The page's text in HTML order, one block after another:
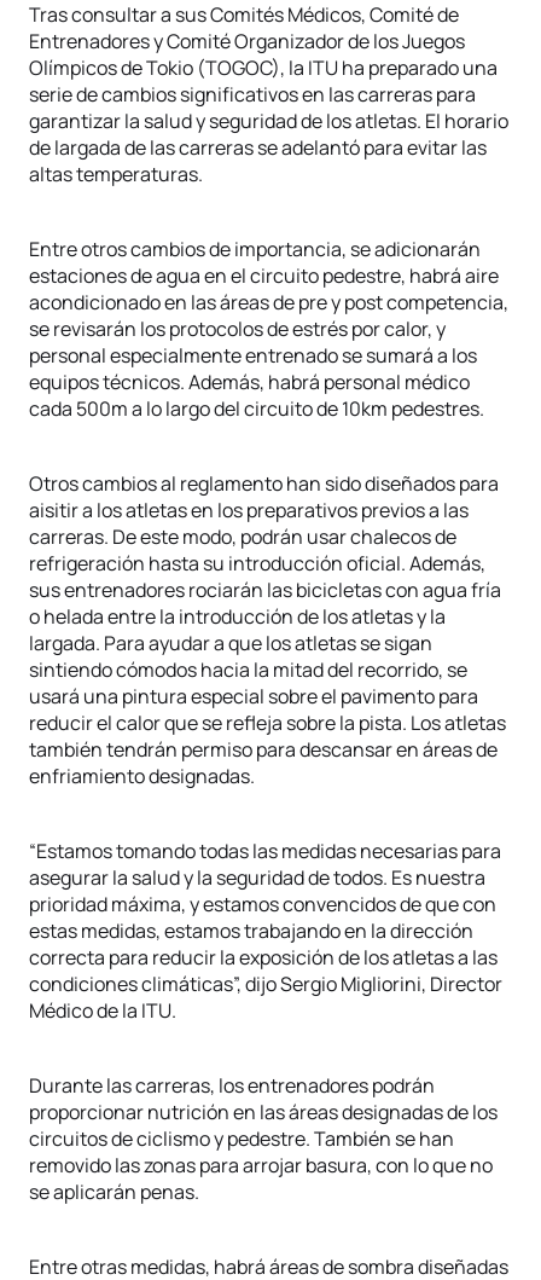
Tras consultar a sus Comités Médicos, Comité de
Entrenadores y Comité Organizador de los Juegos
Olímpicos de Tokio (TOGOC), la ITU ha preparado una
serie de cambios significativos en las carreras para
garantizar la salud y seguridad de los atletas. El horario
de largada de las carreras se adelantó para evitar las
altas temperaturas.
Entre otros cambios de importancia, se adicionarán
estaciones de agua en el circuito pedestre, habrá aire
acondicionado en las áreas de pre y post competencia,
se revisarán los protocolos de estrés por calor, y
personal especialmente entrenado se sumará a los
equipos técnicos. Además, habrá personal médico
cada 500m a lo largo del circuito de 10km pedestres.
Otros cambios al reglamento han sido diseñados para
aisitir a los atletas en los preparativos previos a las
carreras. De este modo, podrán usar chalecos de
refrigeración hasta su introducción oficial. Además,
sus entrenadores rociarán las bicicletas con agua fría
o helada entre la introducción de los atletas y la
largada. Para ayudar a que los atletas se sigan
sintiendo cómodos hacia la mitad del recorrido, se
usará una pintura especial sobre el pavimento para
reducir el calor que se refleja sobre la pista. Los atletas
también tendrán permiso para descansar en áreas de
enfriamiento designadas.
“Estamos tomando todas las medidas necesarias para
asegurar la salud y la seguridad de todos. Es nuestra
prioridad máxima, y estamos convencidos de que con
estas medidas, estamos trabajando en la dirección
correcta para reducir la exposición de los atletas a las
condiciones climáticas”, dijo Sergio Migliorini, Director
Médico de la ITU.
Durante las carreras, los entrenadores podrán
proporcionar nutrición en las áreas designadas de los
circuitos de ciclismo y pedestre. También se han
removido las zonas para arrojar basura, con lo que no
se aplicarán penas.
Entre otras medidas, habrá áreas de sombra diseñadas